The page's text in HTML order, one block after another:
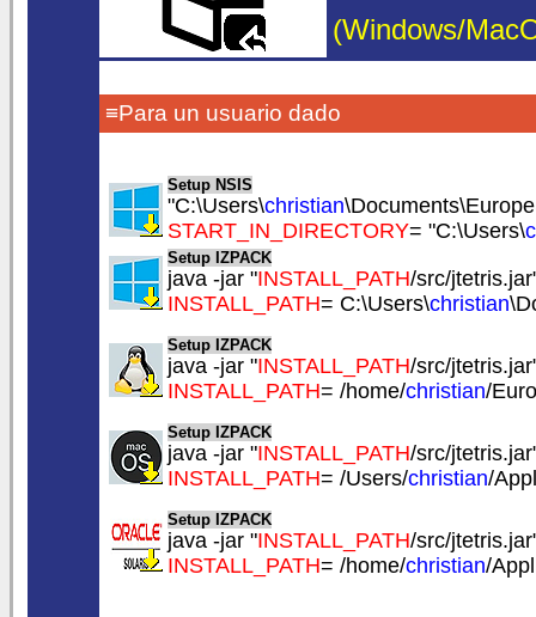
(Windows/
≡Para un usuario dado
Setup NSIS
"C:\Users\christian
START_IN_DIRECTORY= "C:\Users\
Setup IZPACK
java -jar "INSTALL_PATH/src/
INSTALL_PATH= C:\Users\christian
Setup IZPACK
java -jar "INSTALL_PATH/src/
INSTALL_PATH= /home/christian/
Setup IZPACK
java -jar "INSTALL_PATH/src/
INSTALL_PATH= /Users/christian/
Setup IZPACK
java -jar "INSTALL_PATH/src/
INSTALL_PATH= /home/christian/